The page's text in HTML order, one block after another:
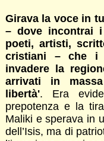
Girava la voce in
– dove incontrai
poeti, artisti,
cristiani – che i
invadere la
arrivati in
libertà'. Era
prepotenza e la
Maliki e sperava in
dell’Isis, ma di